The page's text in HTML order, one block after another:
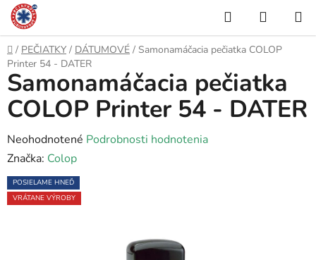
Prejsť
na
obsah
Hľadať
KOŠÍK
Domov
/ PEČIATKY / DÁTUMOVÉ / Samonamáčacia pečiatka COLOP
Printer 54 - DATER
Samonamáčacia pečiatka
COLOP Printer 54 - DATER
Priemerné
hodnotenie
produktu
je
Neohodnotené Podrobnosti hodnotenia
Značka: Colop
POSIELAME HNEĎ
VRÁTANE VÝROBY